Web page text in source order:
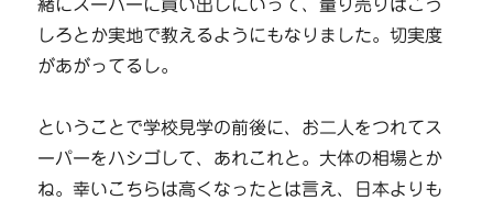
緒にスーパーに買い出しにいって、量り売りはこう
しろとか実地で教えるようにもなりました。切実度
があがってるし。
ということで学校見学の前後に、お二人をつれてス
ーパーをハシゴして、あれこれと。大体の相場とか
ね。幸いこちらは高くなったとは言え、日本よりも